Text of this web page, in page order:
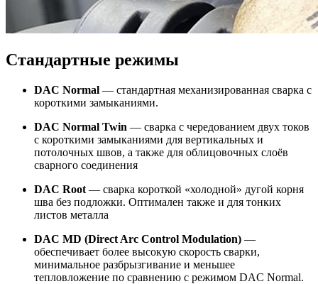
Стандартные режимы
DAC Normal — стандартная механизированная сварка с
короткими замыканиями.
DAC Normal Twin — сварка с чередованием двух токов
с короткими замыканиями для вертикальных и
потолочных швов, а также для облицовочных слоёв
сварного соединения
DAC Root — сварка короткой «холодной» дугой корня
шва без подложки. Оптимален также и для тонких
листов металла
DAC MD (Direct Arc Control Modulation) —
обеспечивает более высокую скорость сварки,
минимальное разбрызгивание и меньшее
тепловложение по сравнению с режимом DAC Normal.